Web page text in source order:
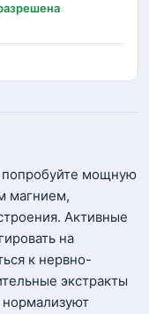
попробуйте мощную
магнием,
Активные
на
к нервно-
экстракты